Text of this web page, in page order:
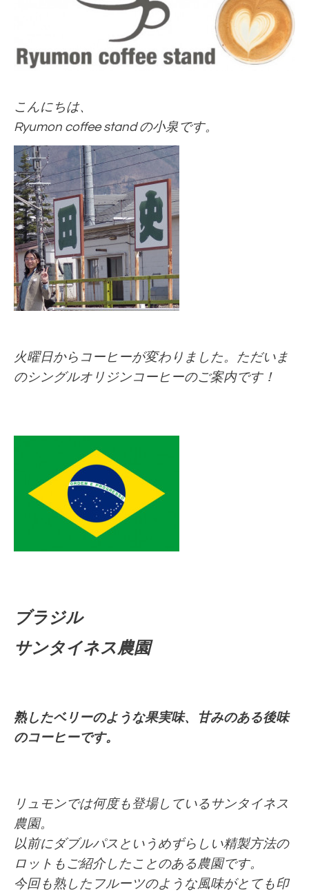
こんにちは、
Ryumon coffee stand の小泉です。
火曜日からコーヒーが変わりました。ただいま
のシングルオリジンコーヒーのご案内です！
ブラジル
サンタイネス農園
熟したベリーのような果実味、甘みのある後味
のコーヒーです。
リュモンでは何度も登場しているサンタイネス
農園。
以前にダブルパスというめずらしい精製方法の
ロットもご紹介したことのある農園です。
今回も熟したフルーツのような風味がとても印